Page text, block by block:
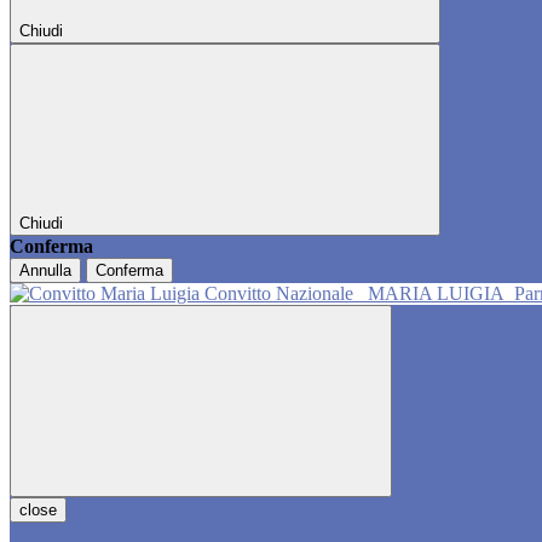
Chiudi
Chiudi
Conferma
Annulla Conferma
Convitto Nazionale MARIA LUIGIA
close